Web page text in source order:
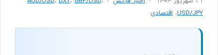
USD/JPY، اقتصادی